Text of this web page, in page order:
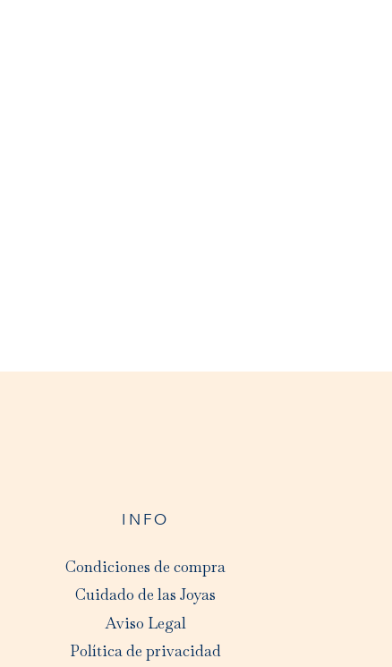
INFO
Condiciones de compra
Cuidado de las Joyas
Aviso Legal
Política de privacidad